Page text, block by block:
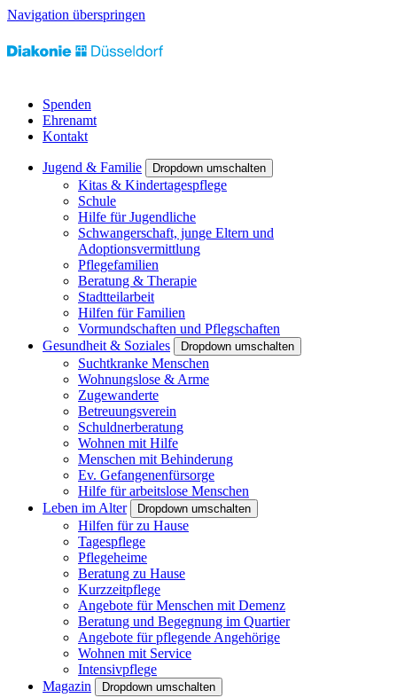
Navigation überspringen
Spenden
Ehrenamt
Kontakt
Jugend & Familie Dropdown umschalten
Kitas & Kindertagespflege
Schule
Hilfe für Jugendliche
Schwangerschaft, junge Eltern und
Adoptionsvermittlung
Pflegefamilien
Beratung & Therapie
Stadtteilarbeit
Hilfen für Familien
Vormundschaften und Pflegschaften
Gesundheit & Soziales
Dropdown umschalten
Suchtkranke Menschen
Wohnungslose & Arme
Zugewanderte
Betreuungsverein
Schuldnerberatung
Wohnen mit Hilfe
Menschen mit Behinderung
Ev. Gefangenenfürsorge
Hilfe für arbeitslose Menschen
Leben im Alter
Dropdown umschalten
Hilfen für zu Hause
Tagespflege
Pflegeheime
Beratung zu Hause
Kurzzeitpflege
Angebote für Menschen mit Demenz
Beratung und Begegnung im Quartier
Angebote für pflegende Angehörige
Wohnen mit Service
Intensivpflege
Magazin
Dropdown umschalten